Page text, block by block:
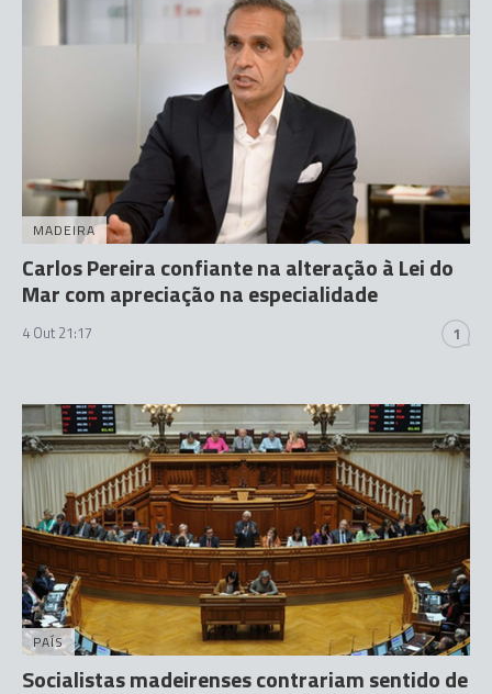
MADEIRA
Carlos Pereira confiante na alteração à Lei do
Mar com apreciação na especialidade
4 Out 21:17 1
PAÍS
Socialistas madeirenses contrariam sentido de